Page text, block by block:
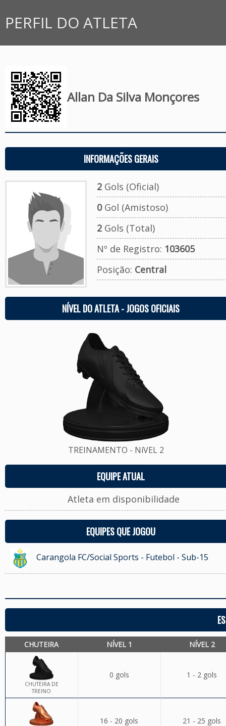
PERFIL DO ATLETA
Allan Da Silva Monçores
INFORMAÇÕES GERAIS
2Gols (Oficial)
0Gol (Amistoso)
2Gols (Total)
Nº de Registro: 103605
Posição: Central
NÍVEL DO ATLETA - JOGOS OFICIAIS
TREINAMENTO - NíVEL 2
EQUIPE ATUAL
Atleta em disponibilidade
EQUIPES QUE JOGOU
Carangola FC/Social Sports - Futebol - Sub-15
CHUTEIRA NÍVEL 1 NÍVEL 2
CHUTEIRA DE
TREINO
0 gols 1 - 2 gols
16 - 20 gols 21 - 25 gols